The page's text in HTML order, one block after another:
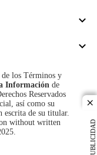
PUBLICIDAD
los Términos y
Información de
Reservados
así como su
de su titular.
without written